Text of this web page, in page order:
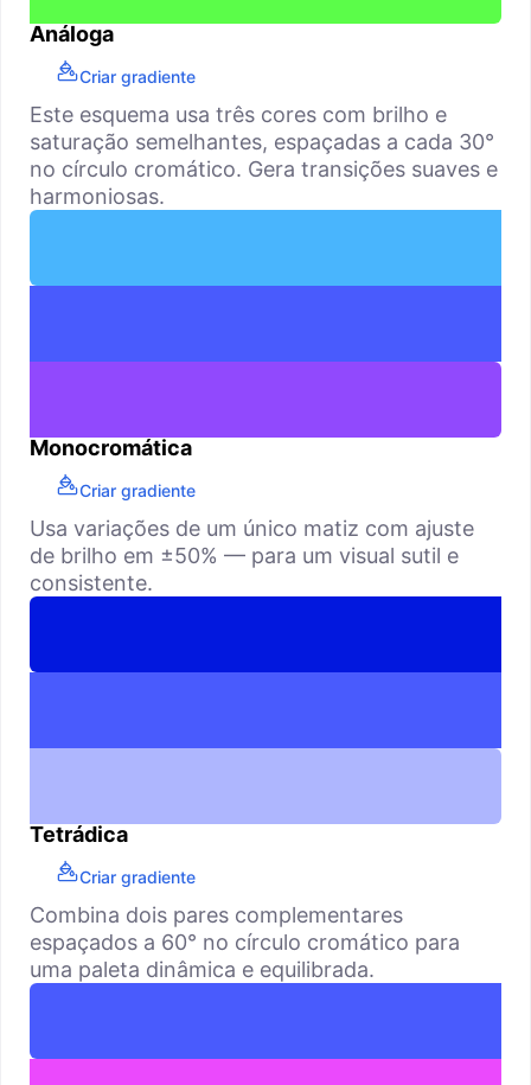
Análoga
Criar gradiente
Este esquema usa três cores com brilho e
saturação semelhantes, espaçadas a cada 30°
no círculo cromático. Gera transições suaves e
harmoniosas.
Monocromática
Criar gradiente
Usa variações de um único matiz com ajuste
de brilho em ±50% — para um visual sutil e
consistente.
Tetrádica
Criar gradiente
Combina dois pares complementares
espaçados a 60° no círculo cromático para
uma paleta dinâmica e equilibrada.